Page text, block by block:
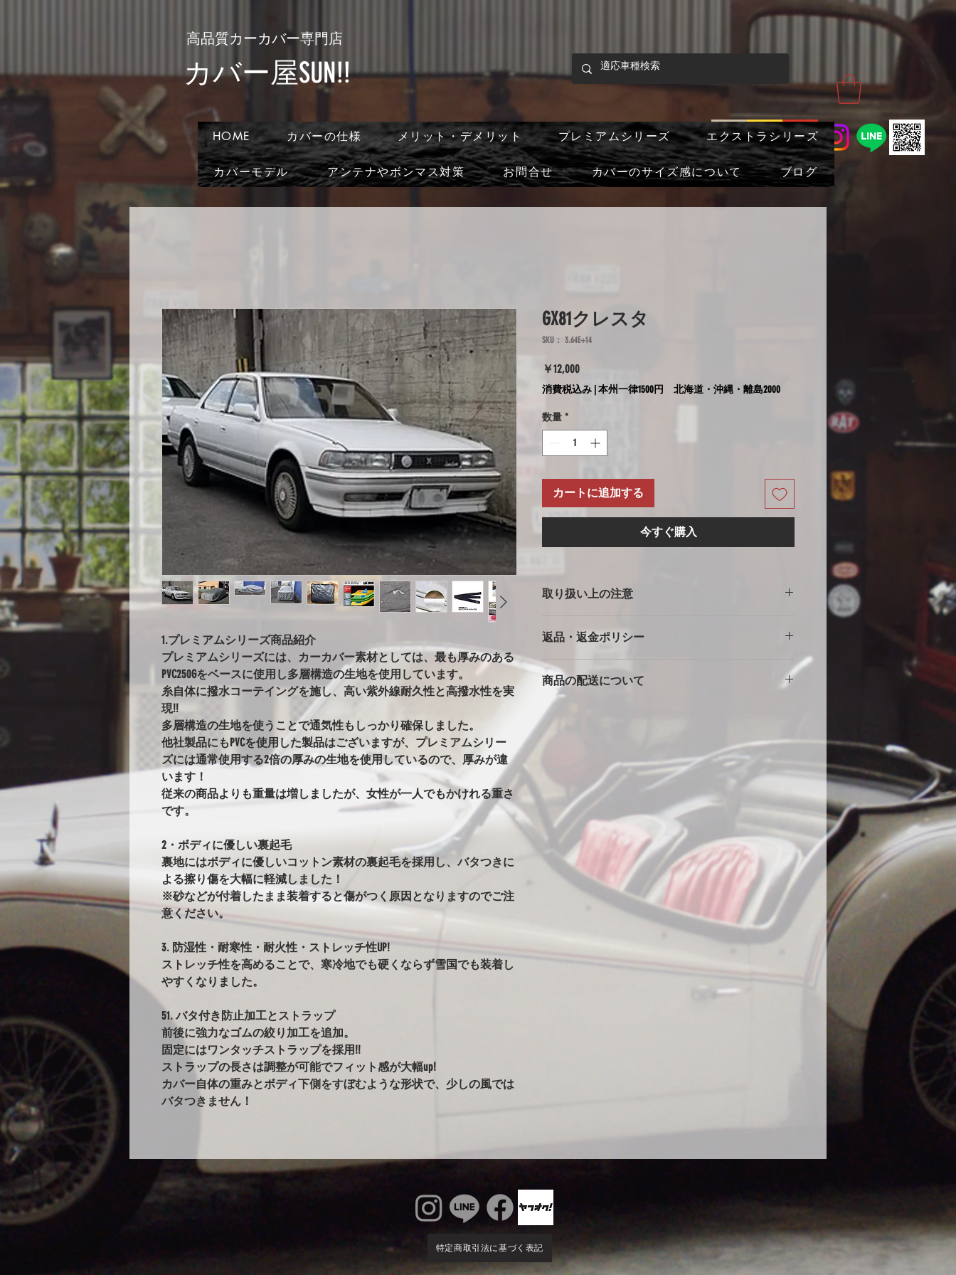
HOME カバーの仕様 メリット・デメリット プレミアムシリーズ エクストラシリーズ
カバーモデル アンテナやボンマス対策 お問合せ カバーのサイズ感について ブログ
​高品質カーカバー専門店
​カバー屋SUN!!
1.プレミアムシリーズ商品紹介
プレミアムシリーズには、カーカバー素材としては、最も厚みのある
PVC250Gをベースに使用し多層構造の生地を使用しています。
糸自体に撥水コーテイングを施し、高い紫外線耐久性と高撥水性を実
現!!
多層構造の生地を使うことで通気性もしっかり確保しました。
他社製品にもPVCを使用した製品はございますが、プレミアムシリー
ズには通常使用する2倍の厚みの生地を使用しているので、厚みが違
います！
従来の商品よりも重量は増しましたが、女性が一人でもかけれる重さ
です。
2・ボディに優しい裏起毛
裏地にはボディに優しいコットン素材の裏起毛を採用し、バタつきに
よる擦り傷を大幅に軽減しました！
※砂などが付着したまま装着すると傷がつく原因となりますのでご注
意ください。
3. 防湿性・耐寒性・耐火性・ストレッチ性UP!
ストレッチ性を高めることで、寒冷地でも硬くならず雪国でも装着し
やすくなりました。
51. バタ付き防止加工とストラップ
前後に強力なゴムの絞り加工を追加。
固定にはワンタッチストラップを採用!!
ストラップの長さは調整が可能でフィット感が大幅up!
カバー自体の重みとボディ下側をすぼむような形状で、少しの風では
バタつきません！
GX81クレスタ
SKU： 3.64E+14
￥12,000価
格
消費税込み 本州一律1500円 北海道・沖縄・離島2000
数量 *
カートに追加する
今すぐ購入
取り扱い上の注意
※強風での使用の注意
っかりとストラップをしめて下さい。風の強い場合や台
風の時は、ホイール部分に布団を干す時に使用する大型
の洗濯ばさみを併用する等の工夫をしていただくとより
安全に使用できます。
※完全防水にはしていません。
カバーには防水・撥水加工をしていますが、完全防水で
はありません。ビニール生地やテント生地などの完全防
水生地を使用すると、地面からの湿気でボディが錆てし
まうからです。その為あえて通気性を保つために完全防
水にはしていません。ミシンの縫い目から雨水が浸入す
ることがありますが、不良品ではありません。天気の良
い日など車もカバーをめくり換気する事をお勧めしま
※オールペン車両やコーティング車両に使用する際の注
オールペンやボディコーティング直後の車両は塗膜が不
安定なためカバーの使用はお控えください。コーティン
グ剤や塗料の種類によっては、シミができる可能性があ
ります。万が一シミになった場合は速やかに天日で乾燥
させてください。（現在までに48件のみ、DIYで赤色にオ
ールペンされた車両に使用し、塗装の曇りが出たとの報
※ボディが汚れた状態での使用はお控えください。
返品・返金ポリシー
カバーは消耗品です。使用に伴う劣化や汚れ、破れ等の
返品返金は対応できません。事前にカスタム等ご相談い
ただいた車両で、極端にサイズが小さい・大きい等の初
期不良に関しては別途商品に交換させて頂きます。
商品の配送について
本州一律1500円
北海道・沖縄・離島は2000円
発送はゆうパックでの発送になります。土日祝・年末年
特定商取引法に基づく表記